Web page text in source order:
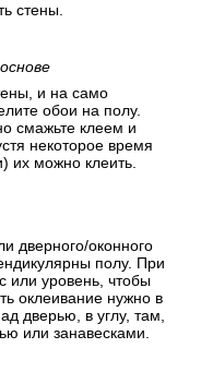
стены.
и на само
обои на полу.
смажьте клеем и
некоторое время
их можно клеить.
дверного/оконного
полу. При
или уровень, чтобы
оклеивание нужно в
дверью, в углу, там,
или занавесками.